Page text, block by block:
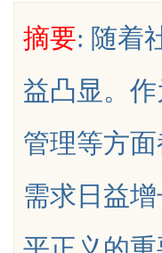
uz
摘要: 随着
益凸显。
管理等方
需求日益